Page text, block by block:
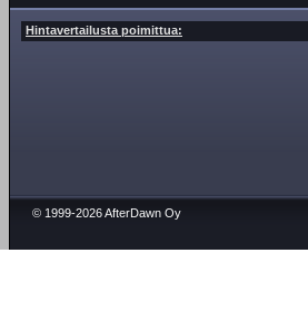
Hintavertailusta poimittua:
© 1999-2026 AfterDawn Oy